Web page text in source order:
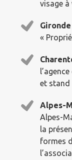
visage à
Gironde
«
et stand
Alpes-
Alpes-
la
formes